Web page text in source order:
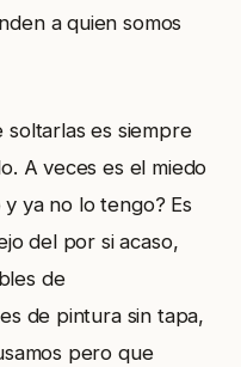
a quien somos
soltarlas es siempre
A veces es el miedo
ya no lo tengo? Es
del por si acaso,
de
de pintura sin tapa,
pero que